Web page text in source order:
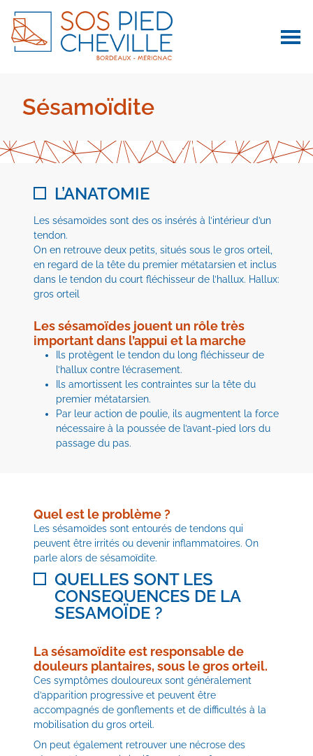
Sésamoïdite
L’ANATOMIE
Les sésamoïdes sont des os insérés à l’intérieur d’un
tendon.
On en retrouve deux petits, situés sous le gros orteil,
en regard de la tête du premier métatarsien et inclus
dans le tendon du court fléchisseur de l’hallux. Hallux:
gros orteil
Les sésamoïdes jouent un rôle très
important dans l’appui et la marche
Ils protègent le tendon du long fléchisseur de
l’hallux contre l’écrasement.
Ils amortissent les contraintes sur la tête du
premier métatarsien.
Par leur action de poulie, ils augmentent la force
nécessaire à la poussée de l’avant-pied lors du
passage du pas.
Quel est le problème ?
Les sésamoïdes sont entourés de tendons qui
peuvent être irrités ou devenir inflammatoires. On
parle alors de sésamoïdite.
QUELLES SONT LES
CONSEQUENCES DE LA
SESAMOÏDE ?
La sésamoïdite est responsable de
douleurs plantaires, sous le gros orteil.
Ces symptômes douloureux sont généralement
d’apparition progressive et peuvent être
accompagnés de gonflements et de difficultés à la
mobilisation du gros orteil.
On peut également retrouver une nécrose des